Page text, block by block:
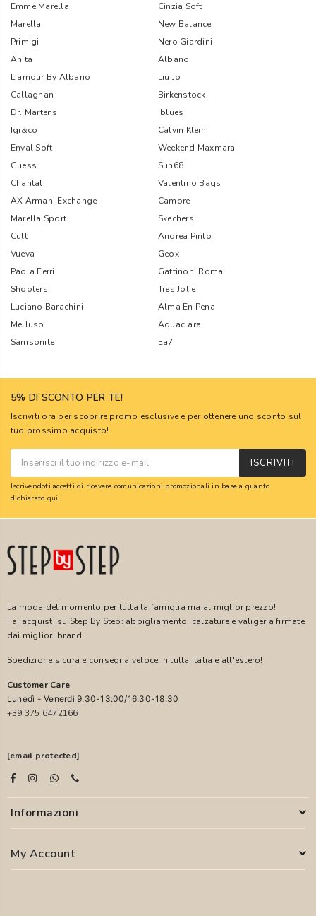
Emme Marella
Cinzia Soft
Marella
New Balance
Primigi
Nero Giardini
Anita
Albano
L'amour By Albano
Liu Jo
Callaghan
Birkenstock
Dr. Martens
Iblues
Igi&co
Calvin Klein
Enval Soft
Weekend Maxmara
Guess
Sun68
Chantal
Valentino Bags
AX Armani Exchange
Camore
Marella Sport
Skechers
Cult
Andrea Pinto
Vueva
Geox
Paola Ferri
Gattinoni Roma
Shooters
Tres Jolie
Luciano Barachini
Alma En Pena
Melluso
Aquaclara
Samsonite
Ea7
5% DI SCONTO PER TE!
Iscriviti ora per scoprire promo esclusive e per ottenere uno sconto sul
tuo prossimo acquisto!
ISCRIVITI
Iscrivendoti accetti di ricevere comunicazioni promozionali in base a quanto
dichiarato qui.
La moda del momento per tutta la famiglia ma al miglior prezzo!
Fai acquisti su Step By Step: abbigliamento, calzature e valigeria firmate
dai migliori brand.
Spedizione sicura e consegna veloce in tutta Italia e all'estero!
Customer Care
Lunedì - Venerdì 9:30-13:00/16:30-18:30
+39 375 6472166
[email protected]
Informazioni
My Account